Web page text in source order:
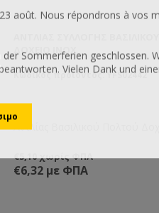
ΔΟΧΕΊΟ INOX
Κωδικός προϊόντος: YFS02442
Αντλίας Βασιλικού Πολτού
€5,10 χωρίς ΦΠΑ
€6,32 με ΦΠΑ
août. Nous répondrons à vos
Sommerferien geschlossen.
Vielen Dank und